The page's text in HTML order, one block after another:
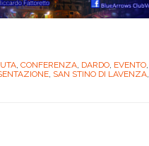
, CONFERENZA, DARDO, EVENTO,
, SAN STINO DI LAVENZA,